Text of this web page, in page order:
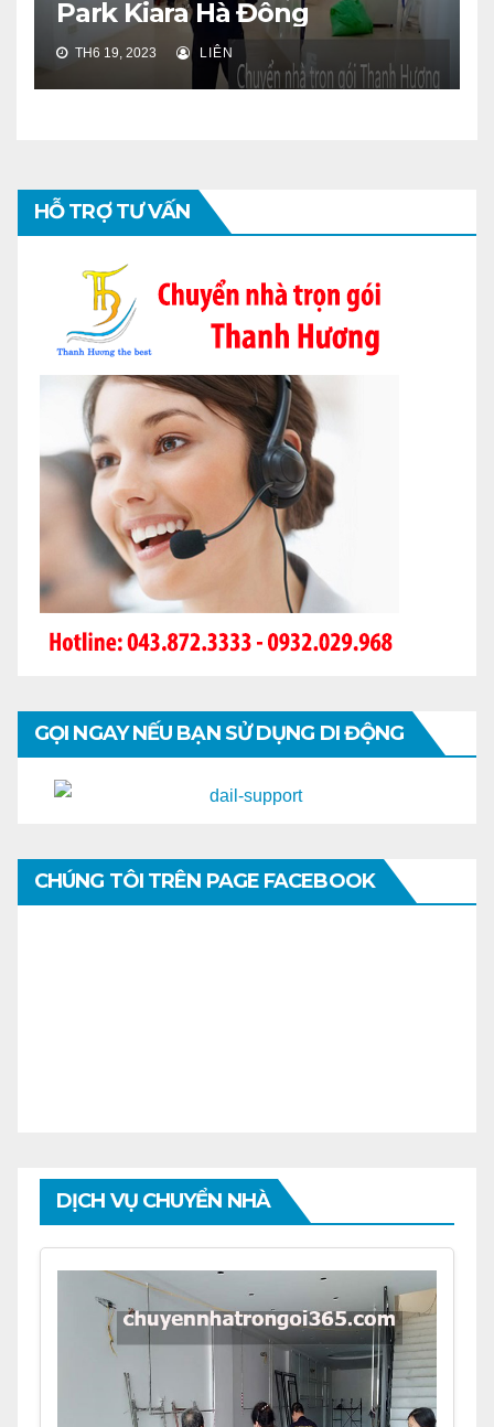
Park Kiara Hà Đông
TH6 19, 2023 LIÊN
HỖ TRỢ TƯ VẤN
GỌI NGAY NẾU BẠN SỬ DỤNG DI ĐỘNG
CHÚNG TÔI TRÊN PAGE FACEBOOK
DỊCH VỤ CHUYỂN NHÀ